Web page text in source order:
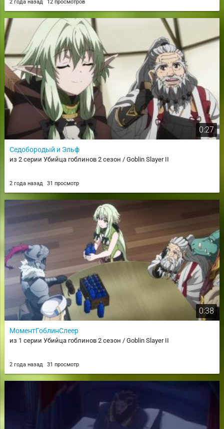
2 года назад 12 просмотров
0:27
Седобородый и Эльф
из 2 серии Убийца гоблинов 2 сезон / Goblin Slayer II
2 года назад 31 просмотр
0:38
МоментГоблинСлеер
из 1 серии Убийца гоблинов 2 сезон / Goblin Slayer II
2 года назад 31 просмотр